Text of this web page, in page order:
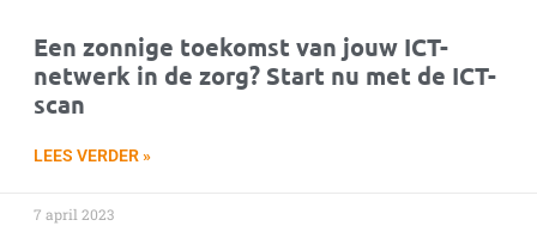
Een zonnige toekomst van jouw ICT-
netwerk in de zorg? Start nu met de ICT-
scan
LEES VERDER »
7 april 2023